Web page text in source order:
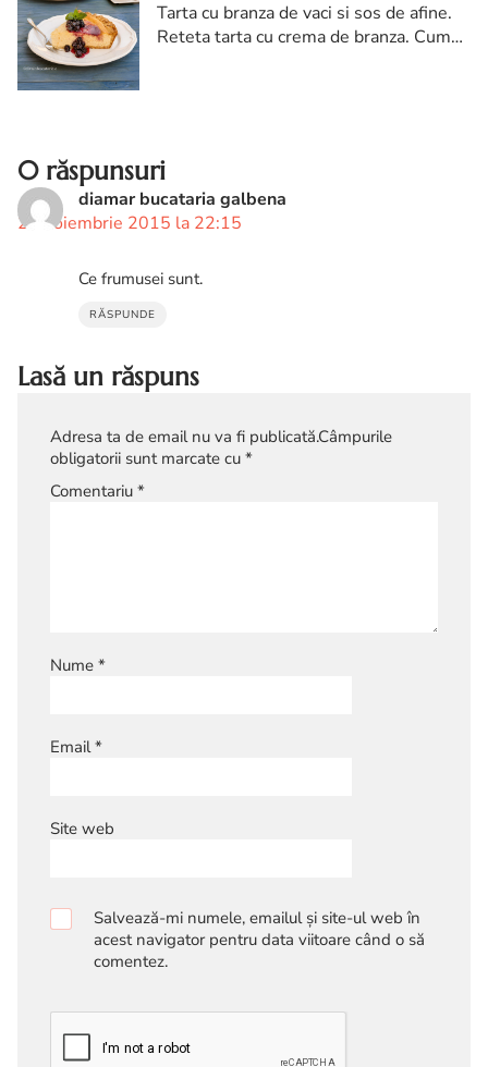
Tarta cu branza de vaci si sos de afine.
Reteta tarta cu crema de branza. Cum
0 răspunsuri
diamar bucataria galbena
23 noiembrie 2015 la 22:15
Ce frumusei sunt.
RĂSPUNDE
Lasă un răspuns
Adresa ta de email nu va fi publicată.Câmpurile
obligatorii sunt marcate cu *
Comentariu *
Nume *
Email*
Site web
Salvează-mi numele, emailul și site-ul web în
acest navigator pentru data viitoare când o să
comentez.